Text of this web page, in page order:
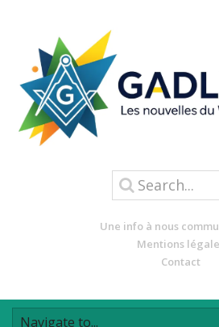
Une info à nous
Mentions
Contact